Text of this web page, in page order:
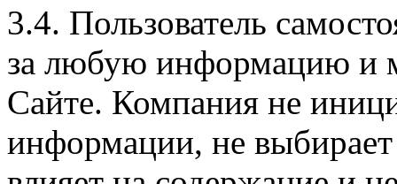
3.4. Пользователь
за любую информацию и
Сайте. Компания не
информации, не